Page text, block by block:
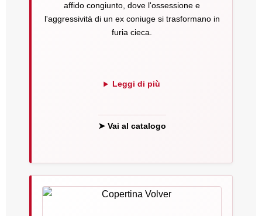
affido congiunto, dove l'ossessione e
l'aggressività di un ex coniuge si trasformano in
furia cieca.
Leggi di più
➤ Vai al catalogo